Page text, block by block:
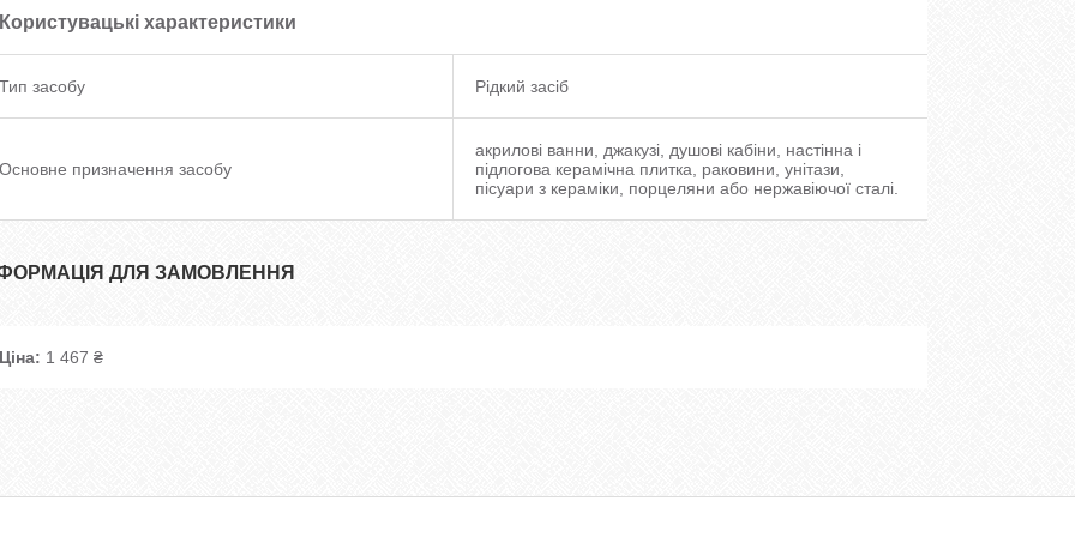
Користувацькі характеристики
Тип засобу Рідкий засіб
Основне призначення засобу
акрилові ванни, джакузі, душові кабіни, настінна і
підлогова керамічна плитка, раковини, унітази,
пісуари з кераміки, порцеляни або нержавіючої сталі.
ДЛЯ ЗАМОВЛЕННЯ
Ціна: 1 467 ₴